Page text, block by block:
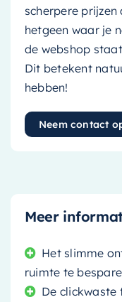
scherpere
hetgeen waar je
de webshop
Dit betekent
hebben!
Neem contact
Meer
Het slimme
ruimte te
De clickwaste